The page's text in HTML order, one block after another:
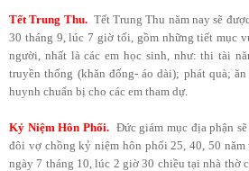
Tết Trung Thu. Tết Trung Thu năm nay sẽ
30 tháng 9, lúc 7 giờ tối, gồm những tiết mục
người, nhất là các em học sinh, như: thi tài
truyền thống (khăn đống- áo dài); phát quà;
huynh chuẩn bị cho các em tham dự.
Kỷ Niệm Hôn Phối. Đức giám mục địa phận
đôi vợ chồng kỷ niệm hôn phối 25, 40, 50 năm
ngày 7 tháng 10, lúc 2 giờ 30 chiều tại nhà thờ